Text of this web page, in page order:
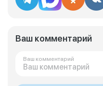
Ваш комментарий
Ваш комментарий